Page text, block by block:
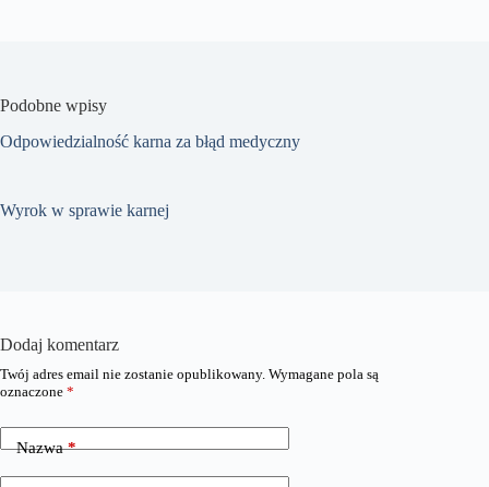
Podobne wpisy
Odpowiedzialność karna za błąd medyczny
Wyrok w sprawie karnej
Dodaj komentarz
Twój adres email nie zostanie opublikowany. Wymagane pola są
oznaczone *
Nazwa*